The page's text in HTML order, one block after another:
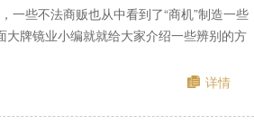
一些不法商贩也从中看到了“商机”制造一些
牌镜业小编就就给大家介绍一些辨别的方
详情